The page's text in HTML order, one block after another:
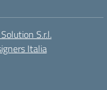
S.r.l.
Italia